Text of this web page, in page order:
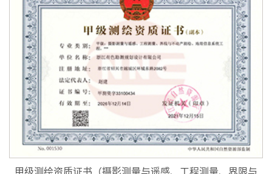
甲级测绘资质证书（摄影测量与遥感、工程测量、界限与